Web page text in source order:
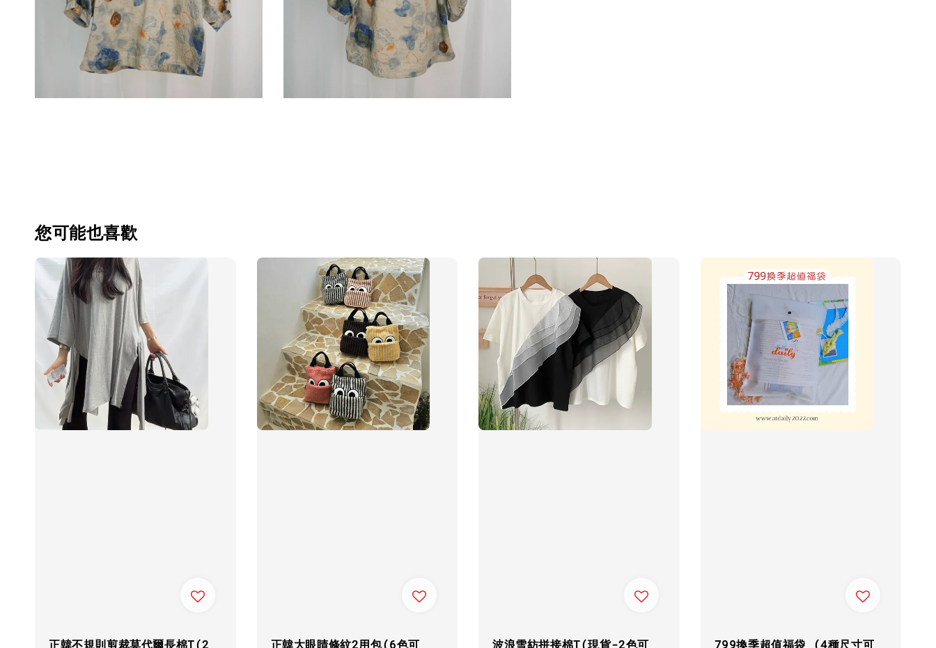
您可能也喜歡
正韓不規則剪裁莫代爾長棉T(2 正韓大眼睛條紋2用包(6色可 波浪雪紡拼接棉T(現貨-2色可 799換季超值福袋 (4種尺寸可